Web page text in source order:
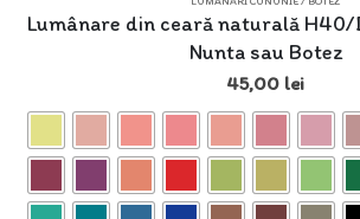
Lumânare din ceară naturală
Nunta sau Botez
45,00 lei